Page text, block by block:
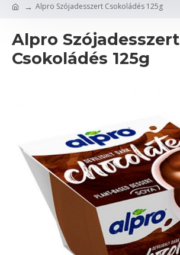
Alpro Szójadesszert Csokoládés 125g
Alpro Szójadesszert
Csokoládés 125g